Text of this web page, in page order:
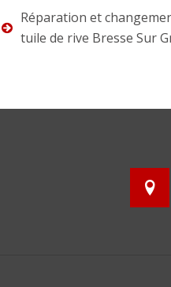
Réparation et
tuile de rive Bresse Sur